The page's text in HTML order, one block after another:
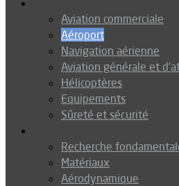
Aviation commerciale
Aéroport
Navigation aérienne
Aviation générale et
Hélicoptères
Equipements
Sûreté et sécurité
Recherche
Matériaux
Aérodynamique